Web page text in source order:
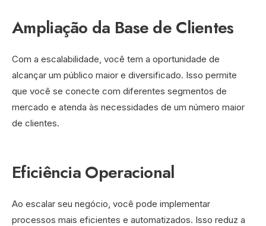
Ampliação da Base de Clientes
Com a escalabilidade, você tem a oportunidade de
alcançar um público maior e diversificado. Isso permite
que você se conecte com diferentes segmentos de
mercado e atenda às necessidades de um número maior
de clientes.
Eficiência Operacional
Ao escalar seu negócio, você pode implementar
processos mais eficientes e automatizados. Isso reduz a